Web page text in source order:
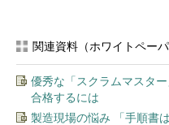
関連資料（ホワイトペーパ
優秀な「スクラムマスタ
合格するには
製造現場の悩み 「手順書